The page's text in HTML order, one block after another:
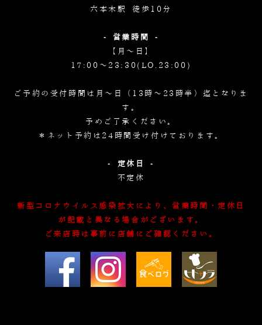
六本木駅 徒歩10分
- 営業時間 -
【月～日】
17:00～23:30(LO.23:00)
ご予約の受付時間は月～日（13時～23時半）迄となりま
す。
予めご了承ください。
＊ネット予約は24時間受け付けております。
- 定休日 -
不定休
新型コロナウイルス感染拡大により、営業時間・定休日
が記載と異なる場合がございます。
ご来店時は事前に店舗にご確認ください。